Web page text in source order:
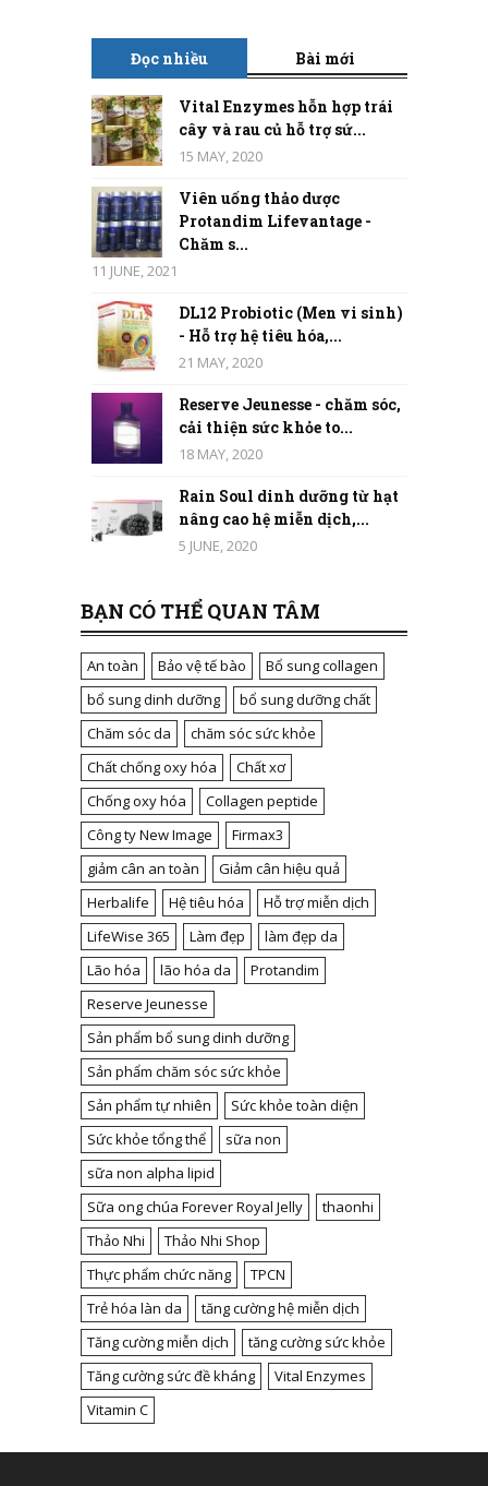
Đọc nhiều Bài mới
Vital Enzymes hỗn hợp trái
cây và rau củ hỗ trợ sứ...
15 MAY, 2020
Viên uống thảo dược
Protandim Lifevantage -
Chăm s...
11 JUNE, 2021
DL12 Probiotic (Men vi sinh)
- Hỗ trợ hệ tiêu hóa,...
21 MAY, 2020
Reserve Jeunesse - chăm sóc,
cải thiện sức khỏe to...
18 MAY, 2020
Rain Soul dinh dưỡng từ hạt
nâng cao hệ miễn dịch,...
5 JUNE, 2020
BẠN CÓ THỂ QUAN TÂM
An toàn Bảo vệ tế bào
Bổ sung collagen
bổ sung dinh dưỡng
bổ sung dưỡng chất
Chăm sóc da
chăm sóc sức khỏe
Chất chống oxy hóa
Chất xơ
Chống oxy hóa
Collagen peptide
Công ty New Image
Firmax3
giảm cân an toàn
Giảm cân hiệu quả
Herbalife
Hệ tiêu hóa
Hỗ trợ miễn dịch
LifeWise 365
Làm đẹp
làm đẹp da
Lão hóa
lão hóa da
Protandim
Reserve Jeunesse
Sản phẩm bổ sung dinh dưỡng
Sản phẩm chăm sóc sức khỏe
Sản phẩm tự nhiên
Sức khỏe toàn diện
Sức khỏe tổng thể
sữa non
sữa non alpha lipid
Sữa ong chúa Forever Royal Jelly
thaonhi
Thảo Nhi
Thảo Nhi Shop
Thực phẩm chức năng
TPCN
Trẻ hóa làn da
tăng cường hệ miễn dịch
Tăng cường miễn dịch
tăng cường sức khỏe
Tăng cường sức đề kháng
Vital Enzymes
Vitamin C